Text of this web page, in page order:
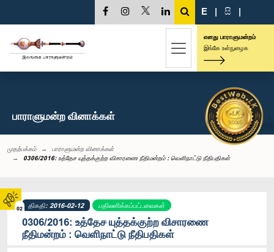
02
E | සි |
எனது பாராளுமன்றம்
இங்கே உள்நுழைக
பாராளுமன்ற வினாக்கள்
முதற்பக்கம்
பாராளுமன்ற வினாக்கள்
0306/2016: உத்தேச யுத்தக்குற்ற விசாரணை நீதிமன்றம் : வெளிநாட்டு நீதிபதிகள்
திகதி: 2016-02-12 பதிலளிக்கப்பட்டவைகள்
0306/2016: உத்தேச யுத்தக்குற்ற விசாரணை
நீதிமன்றம் : வெளிநாட்டு நீதிபதிகள்